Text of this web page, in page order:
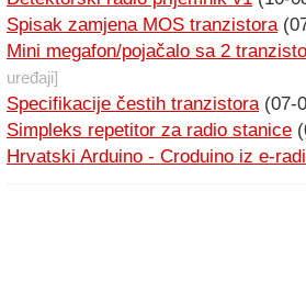
Spisak zamjena MOS tranzistora
Mini megafon/pojačalo sa 2
uređaji]
Specifikacije čestih tranzistora(07-
Simpleks repetitor za radio stanice
Hrvatski Arduino - Croduino iz e-